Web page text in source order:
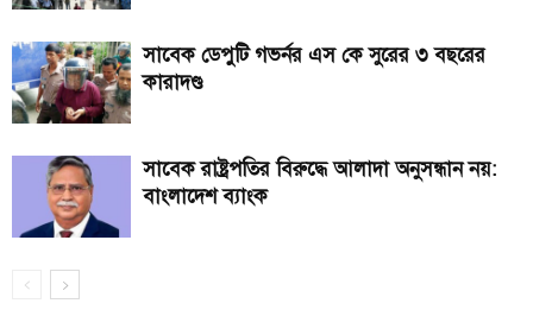
সাবেক ডেপুটি গভর্নর এস কে সুরের ৩ বছরের
কারাদণ্ড
সাবেক রাষ্ট্রপতির বিরুদ্ধে আলাদা অনুসন্ধান নয়:
বাংলাদেশ ব্যাংক